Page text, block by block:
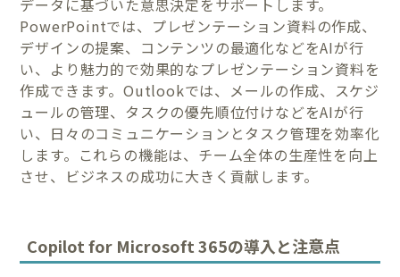
データに基づいた意思決定をサポートします。
PowerPointでは、プレゼンテーション資料の作成、
デザインの提案、コンテンツの最適化などをAIが行
い、より魅力的で効果的なプレゼンテーション資料を
作成できます。Outlookでは、メールの作成、スケジ
ュールの管理、タスクの優先順位付けなどをAIが行
い、日々のコミュニケーションとタスク管理を効率化
します。これらの機能は、チーム全体の生産性を向上
させ、ビジネスの成功に大きく貢献します。
Copilot for Microsoft 365の導入と注意点